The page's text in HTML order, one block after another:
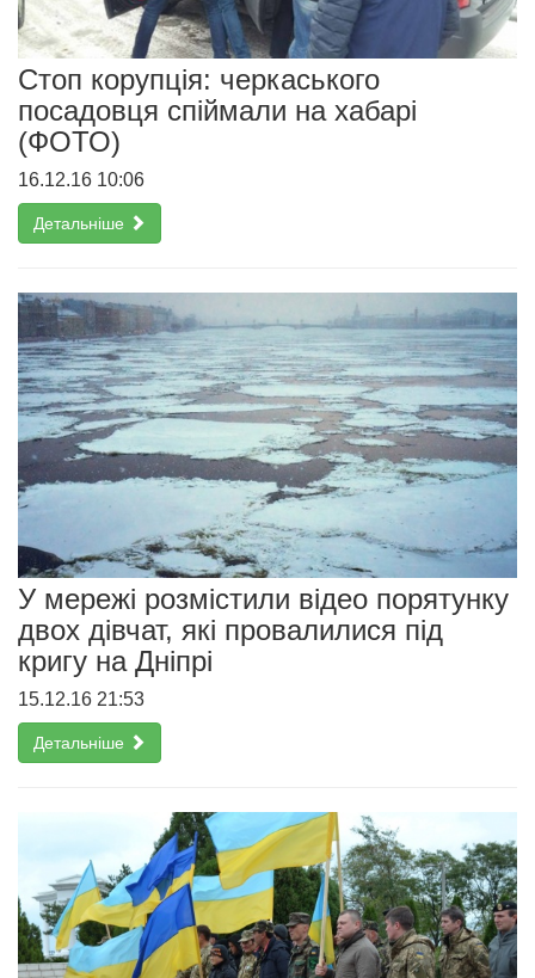
Стоп корупція: черкаського
посадовця спіймали на хабарі
(ФОТО)
16.12.16 10:06
Детальніше
У мережі розмістили відео порятунку
двох дівчат, які провалилися під
кригу на Дніпрі
15.12.16 21:53
Детальніше